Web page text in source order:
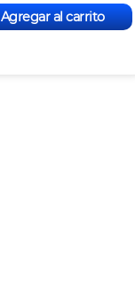
Agregar al carrito